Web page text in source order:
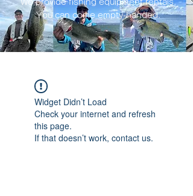
We provide fishing equipment rentals.
You can come empty-handed.
Widget Didn’t Load
Check your internet and refresh
this page.
If that doesn’t work, contact us.